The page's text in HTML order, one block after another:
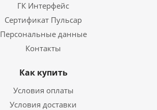
ГК Интерфейс
Сертификат Пульсар
Персональные данные
Контакты
Как купить
Условия оплаты
Условия доставки